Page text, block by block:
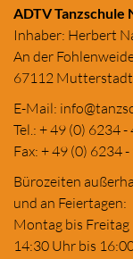
ADTV Tanzschule
Inhaber: Herbert
An der
67112 Mutterstadt
E-Mail: in
Tel.: + 49 (0) 6234 -
Fax: + 49 (0) 6234
Bürozeiten
und an Feiertagen:
Montag bis Freitag
14:30 Uhr bis